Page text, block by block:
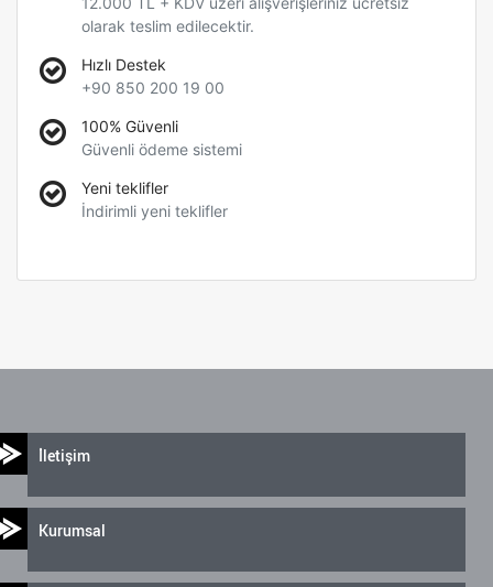
olarak teslim edilecektir.
Hızlı Destek
+90 850 200 19 00
100% Güvenli
Güvenli ödeme sistemi
Yeni teklifler
İndirimli yeni teklifler
İletişim
Kurumsal